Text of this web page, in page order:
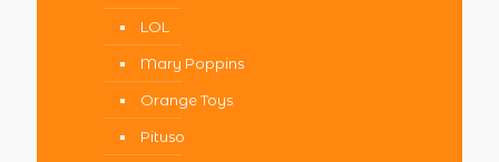
LOL
Mary Poppins
Orange Toys
Pituso